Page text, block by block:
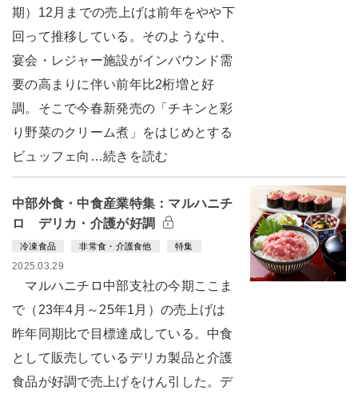
期）12月までの売上げは前年をやや下
回って推移している。そのような中、
宴会・レジャー施設がインバウンド需
要の高まりに伴い前年比2桁増と好
調。そこで今春新発売の「チキンと彩
り野菜のクリーム煮」をはじめとする
ビュッフェ向…続きを読む
中部外食・中食産業特集：マルハニチ
ロ デリカ・介護が好調
冷凍食品 非常食・介護食他 特集
2025.03.29
マルハニチロ中部支社の今期ここま
で（23年4月～25年1月）の売上げは
昨年同期比で目標達成している。中食
として販売しているデリカ製品と介護
食品が好調で売上げをけん引した。デ